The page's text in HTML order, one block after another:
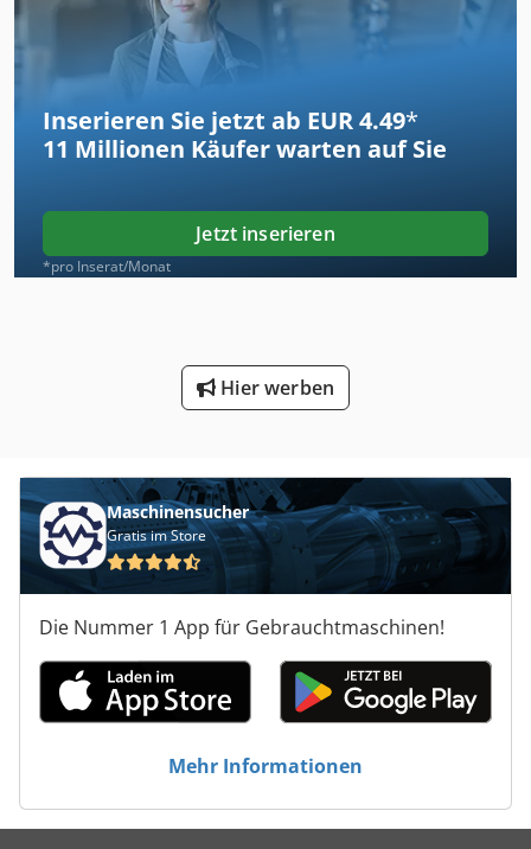
Inserieren Sie jetzt ab EUR 4.49*
11 Millionen Käufer warten auf Sie
Jetzt inserieren
*pro Inserat/Monat
Hier werben
Maschinensucher
Gratis im Store
Die Nummer 1 App für Gebrauchtmaschinen!
Mehr Informationen